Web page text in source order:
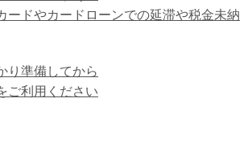
ードやカードローンでの延滞や税金未納
り準備してから
ご利用ください